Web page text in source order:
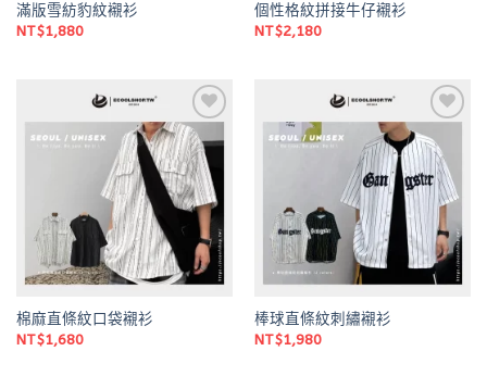
滿版雪紡豹紋襯衫
NT$1,880
個性格紋拼接牛仔襯衫
NT$2,180
Add to
wishlist
棉麻直條紋口袋襯衫
NT$1,680
Add to
wishlist
棒球直條紋刺繡襯衫
NT$1,980